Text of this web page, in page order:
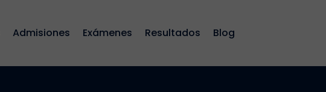
Admisiones Exámenes Resultados Blog